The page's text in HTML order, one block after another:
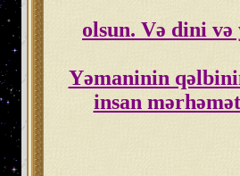
olsun. Və dini
Yəmaninin
insan